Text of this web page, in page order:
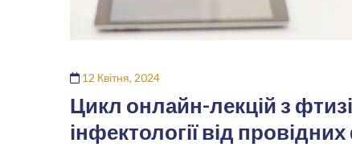
12 Квітня, 2024
Цикл онлайн-лекцій з
інфектології від